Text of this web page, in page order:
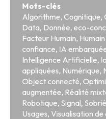
Mots-clés
Algorithme, Cognitique,
Data, Donnée, eco-
Facteur Humain,
confiance, IA
Intelligence Artificielle,
appliquées, Numérique,
Object connecté,
augmentée, Réalité
Robotique, Signal,
Usages, Visualisation de